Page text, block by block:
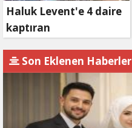
Haluk Levent'e 4 daire
kaptıran
savcılıkta aldı
Son Eklenen Haberler